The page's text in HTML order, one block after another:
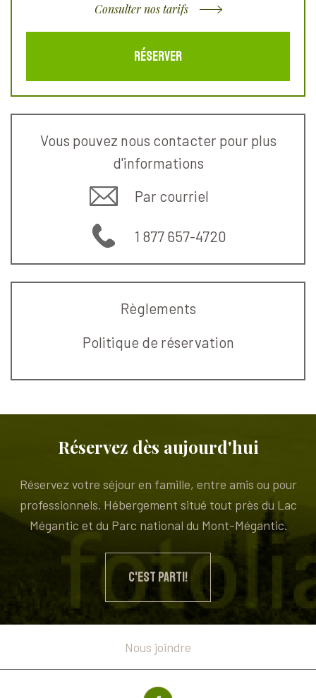
Consulter nos tarifs
RÉSERVER
Vous pouvez nous contacter pour plus
d'informations
Par courriel
1 877 657-4720
Règlements
Politique de réservation
Réservez dès aujourd'hui
Réservez votre séjour en famille, entre amis ou pour
professionnels. Hébergement situé tout près du Lac
Mégantic et du Parc national du Mont-Mégantic.
C'EST PARTI!
Nous joindre